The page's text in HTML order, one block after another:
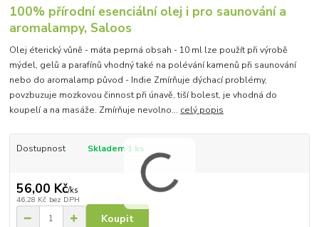
100% přírodní esenciální olej i pro saunování a
aromalampy, Saloos
Olej éterický vůně - máta peprná obsah - 10 ml lze použít při výrobě
mýdel, gelů a parafínů vhodný také na polévání kamenů při saunování
nebo do aromalamp původ - Indie Zmírňuje dýchací problémy,
povzbuzuje mozkovou činnost při únavě, tiší bolest, je vhodná do
koupelí a na masáže. Zmírňuje nevolno... celý popis
Dostupnost Skladem 1 ks
56,00 Kč/ks
46,28 Kč bez DPH
Koupit